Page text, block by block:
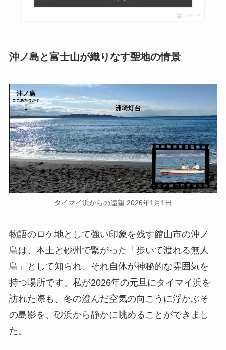
ポチップ
沖ノ島と富士山が織りなす聖地の情景
タイマイ浜からの遠望 2026年1月1日
物語のロケ地として強い印象を残す館山市の沖ノ
島は、本土と砂州で繋がった「歩いて渡れる無人
島」として知られ、それ自体が神秘的な雰囲気を
持つ場所です。私が2026年の元旦にタイマイ浜を
訪れた際も、冬の澄んだ空気の向こうに浮かぶそ
の島影を、砂浜から静かに眺めることができまし
た。